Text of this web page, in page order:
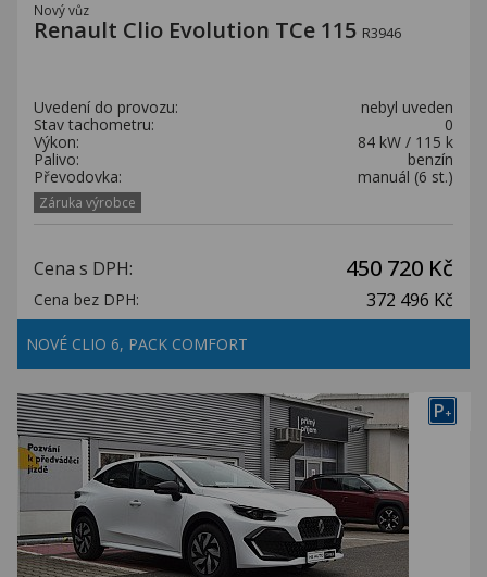
Nový vůz
Renault Clio Evolution TCe 115 R3946
Uvedení do provozu:
nebyl uveden
Stav tachometru:
0
Výkon:
84 kW / 115 k
Palivo:
benzín
Převodovka:
manuál (6 st.)
Záruka výrobce
Cena s DPH: 450 720 Kč
Cena bez DPH: 372 496 Kč
NOVÉ CLIO 6, PACK COMFORT
P+